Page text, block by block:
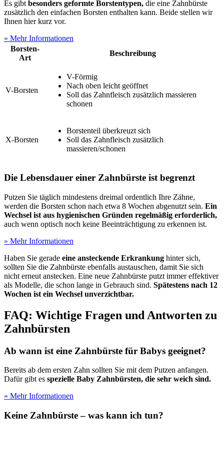
Es gibtbesonders geformte Borstentypen, die eine Zahnbürste
zusätzlich den einfachen Borsten enthalten kann. Beide stellen wir
Ihnen hier kurz vor.
» Mehr Informationen
Borsten-
Art
Beschreibung
V-Borsten
V-Förmig
Nach oben leicht geöffnet
Soll das Zahnfleisch zusätzlich massieren
schonen
X-Borsten
Borstenteil überkreuzt sich
Soll das Zahnfleisch zusätzlich
massieren/schonen
Die Lebensdauer einer Zahnbürste ist begrenzt
Putzen Sie täglich mindestens dreimal ordentlich Ihre Zähne,
werden die Borsten schon nach etwa 8 Wochen abgenutzt sein. Ein
Wechsel ist aus hygienischen Gründen regelmäßig erforderlich,
auch wenn optisch noch keine Beeinträchtigung zu erkennen ist.
» Mehr Informationen
Haben Sie gerade eine ansteckende Erkrankung hinter sich,
sollten Sie die Zahnbürste ebenfalls austauschen, damit Sie sich
nicht erneut anstecken. Eine neue Zahnbürste putzt immer effektiver
als Modelle, die schon lange in Gebrauch sind. Spätestens nach 12
Wochen ist ein Wechsel unverzichtbar.
FAQ: Wichtige Fragen und Antworten zu
Zahnbürsten
Ab wann ist eine Zahnbürste für Babys geeignet?
Bereits ab dem ersten Zahn sollten Sie mit dem Putzen anfangen.
Dafür gibt es spezielle Baby Zahnbürsten, die sehr weich sind.
» Mehr Informationen
Keine Zahnbürste – was kann ich tun?